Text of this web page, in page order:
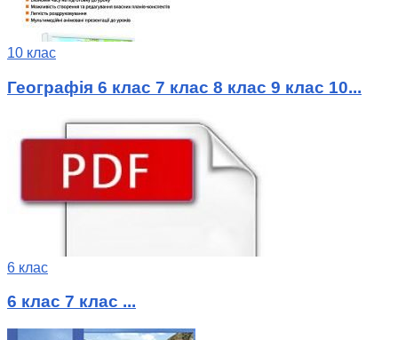
10 клас
Географія 6 клас 7 клас 8 клас 9 клас 10...
6 клас
6 клас 7 клас ...